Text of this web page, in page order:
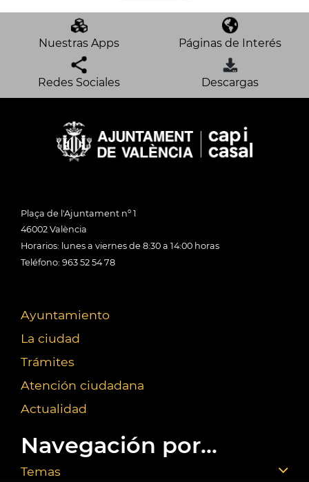
Nuestras Apps Páginas de Interés
Redes Sociales Descargas
Plaça de l'Ajuntament nº 1
46002 València
Horarios: lunes a viernes de 8:30 a 14:00 horas
Teléfono: 963 52 54 78
Ayuntamiento
La ciudad
Trámites
Atención ciudadana
Actualidad
Navegación por...
Temas